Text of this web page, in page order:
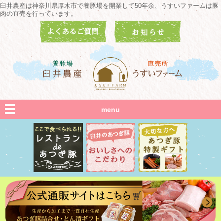
臼井農産は神奈川県厚木市で養豚場を開業して50年余、うすいファームは豚
肉の直売を行っています。
menu